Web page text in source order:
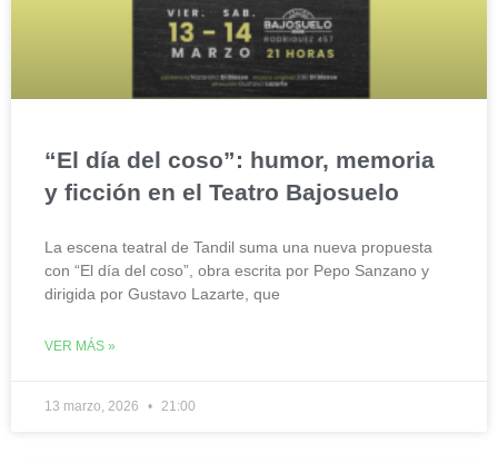
“El día del coso”: humor, memoria
y ficción en el Teatro Bajosuelo
La escena teatral de Tandil suma una nueva propuesta
con “El día del coso”, obra escrita por Pepo Sanzano y
dirigida por Gustavo Lazarte, que
VER MÁS »
13 marzo, 2026 21:00